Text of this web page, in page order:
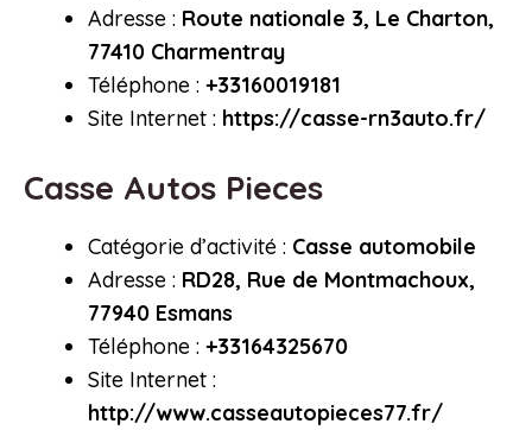
Adresse : Route nationale 3, Le Charton,
77410 Charmentray
Téléphone : +33160019181
Site Internet : https://casse-rn3auto.fr/
Casse Autos Pieces
Catégorie d’activité : Casse automobile
Adresse : RD28, Rue de Montmachoux,
77940 Esmans
Téléphone : +33164325670
Site Internet :
http://www.casseautopieces77.fr/